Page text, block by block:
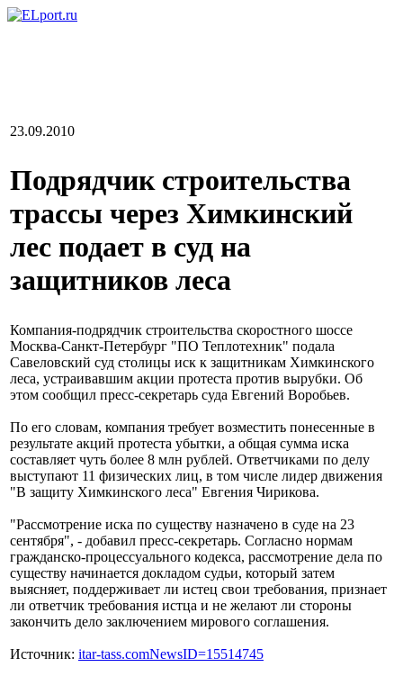
23.09.2010
Подрядчик строительства
трассы через Химкинский
лес подает в суд на
защитников леса
Компания-подрядчик строительства скоростного шоссе
Москва-Санкт-Петербург "ПО Теплотехник" подала
Савеловский суд столицы иск к защитникам Химкинского
леса, устраивавшим акции протеста против вырубки. Об
этом сообщил пресс-секретарь суда Евгений Воробьев.
По его словам, компания требует возместить понесенные в
результате акций протеста убытки, а общая сумма иска
составляет чуть более 8 млн рублей. Ответчиками по делу
выступают 11 физических лиц, в том числе лидер движения
"В защиту Химкинского леса" Евгения Чирикова.
"Рассмотрение иска по существу назначено в суде на 23
сентября", - добавил пресс-секретарь. Согласно нормам
гражданско-процессуального кодекса, рассмотрение дела по
существу начинается докладом судьи, который затем
выясняет, поддерживает ли истец свои требования, признает
ли ответчик требования истца и не желают ли стороны
закончить дело заключением мирового соглашения.
Источник: itar-tass.comNewsID=15514745